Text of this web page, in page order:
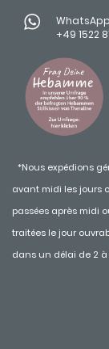
WhatsApp
+49 1522
*Nous expédions
avant midi les jours
passées après midi
traitées le jour
dans un délai de 2 à